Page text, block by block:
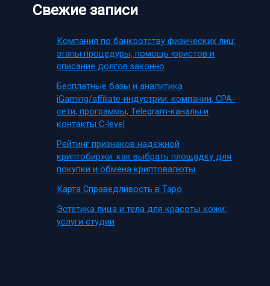
Свежие записи
Компания по банкротству физических лиц:
этапы процедуры, помощь юристов и
списание долгов законно
Бесплатные базы и аналитика
iGaming/affiliate-индустрии: компании, CPA-
сети, программы, Telegram-каналы и
контакты C-level
Рейтинг признаков надежной
криптобиржи: как выбрать площадку для
покупки и обмена криптовалюты
Карта Справедливость в Таро
Эстетика лица и тела для красоты кожи:
услуги студии